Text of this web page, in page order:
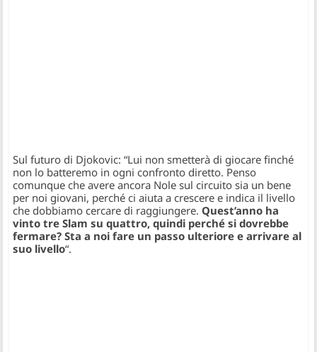
Sul futuro di Djokovic: “Lui non smetterà di giocare finché
non lo batteremo in ogni confronto diretto. Penso
comunque che avere ancora Nole sul circuito sia un bene
per noi giovani, perché ci aiuta a crescere e indica il livello
che dobbiamo cercare di raggiungere.Quest’anno ha
vinto tre Slam su quattro, quindi perché si dovrebbe
fermare? Sta a noi fare un passo ulteriore e arrivare al
suo livello“.